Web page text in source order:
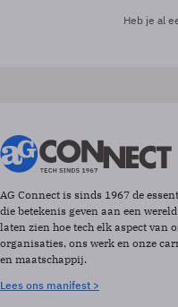
Heb je al
AG Connect is sinds 1967 de
die betekenis geven aan een
laten zien hoe tech elk aspect van
organisaties, ons werk en onze
en maatschappij.
Lees ons manifest >